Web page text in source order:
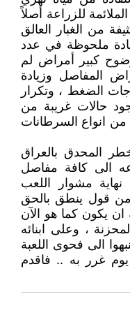
للزراعة أصلاً
من الغبار العالق
ملحوظة في عدد
كبير أمراض لم
المفاصل وزيادة
الضغط ، وتكرار
حالات غريبة من
من انواع السرطانات
المحدق بالعراق
الى كافة مفاصل
نهاية مشوار اللعب
من قول ينطق بالحق
ان يكون كما هو الآن
، وعلى ابنائه
الى فحوى اللعبة
يوم غرر به .. فاقدم